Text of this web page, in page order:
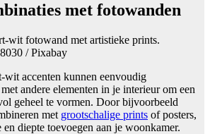
met fotowanden
/ Pixabay
wit accenten kunnen eenvoudig
andere elementen in je interieur om een
geheel te vormen. Door bijvoorbeeld
met grootschalige prints of posters,
diepte toevoegen aan je woonkamer.